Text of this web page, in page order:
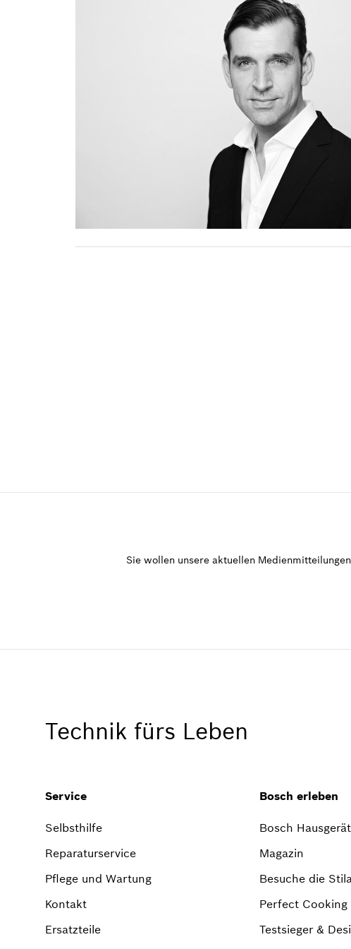
Sie wollen unsere aktuellen
Technik fürs Leben
Service
Selbsthilfe
Reparaturservice
Pflege und Wartung
Kontakt
Ersatzteile
Bosch erleben
Bosch
Magazin
Besuche die
Perfect Cooking
Testsieger &